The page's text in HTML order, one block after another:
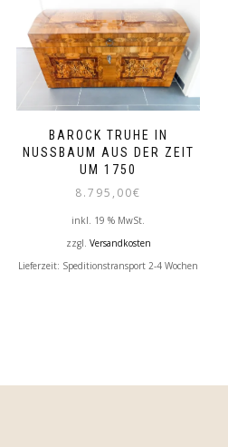
BAROCK TRUHE IN
NUSSBAUM AUS DER ZEIT
UM 1750
8.795,00€
inkl. 19 % MwSt.
zzgl. Versandkosten
Lieferzeit: Speditionstransport 2-4 Wochen